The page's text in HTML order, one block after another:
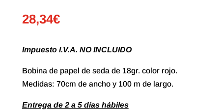
28,34€
Impuesto I.V.A. NO INCLUIDO
Bobina de papel de seda de 18gr. color rojo.
Medidas: 70cm de ancho y 100 m de largo.
Entrega de 2 a 5 días hábiles